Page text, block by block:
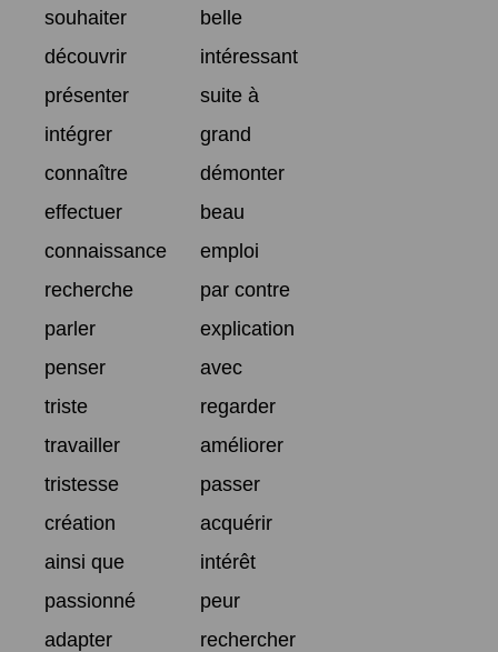
souhaiter
belle
découvrir
intéressant
présenter
suite à
intégrer
grand
connaître
démonter
effectuer
beau
connaissance
emploi
recherche
par contre
parler
explication
penser
avec
triste
regarder
travailler
améliorer
tristesse
passer
création
acquérir
ainsi que
intérêt
passionné
peur
adapter
rechercher